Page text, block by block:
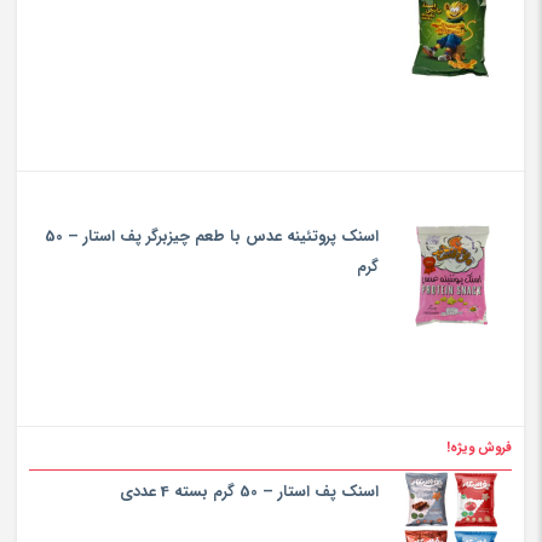
اسنک پروتئینه عدس با طعم چیزبرگر پف استار – 50
گرم
فروش ویژه!
اسنک پف استار – 50 گرم بسته 4 عددی